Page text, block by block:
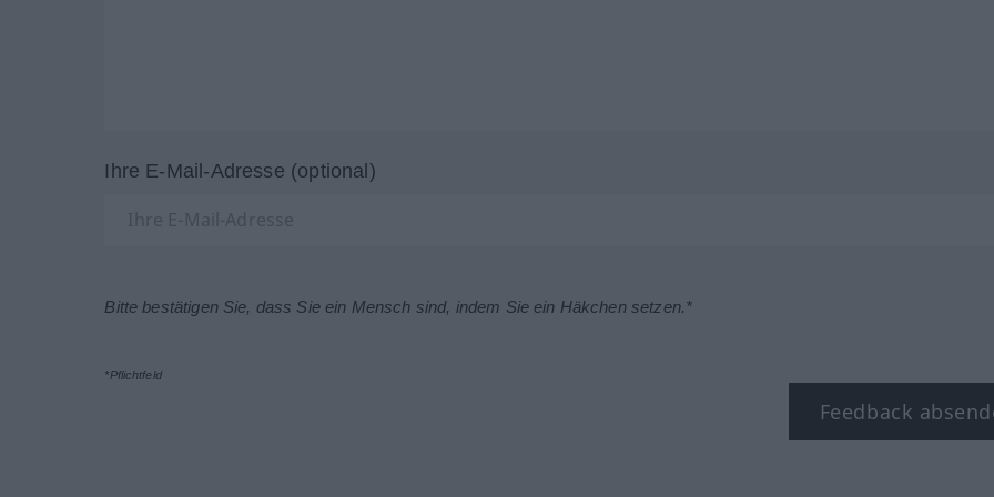
Ihre E-Mail-Adresse (optional)
Bitte bestätigen Sie, dass Sie ein Mensch sind, indem Sie ein Häkchen setzen.*
*Pflichtfeld
Feedback